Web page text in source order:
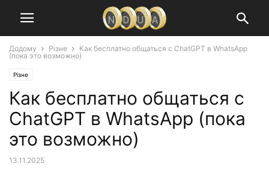
Додому Різне
Как бесплатно общаться с ChatGPT в WhatsApp
(пока это возможно)
Різне
Как бесплатно общаться с
ChatGPT в WhatsApp (пока
это возможно)
13.11.2025